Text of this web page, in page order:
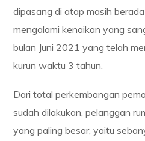
dipasang di atap masih
mengalami kenaikan yang
bulan Juni 2021 yang telah
kurun waktu 3 tahun.
Dari total perkembangan
sudah dilakukan, pelanggan
yang paling besar, yaitu